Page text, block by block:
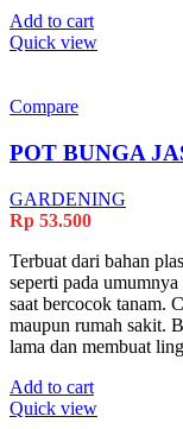
Add to cart
Quick view
Compare
POT BUNGA
GARDENING
Rp 53.500
Terbuat dari bahan
seperti pada
saat bercocok tanam.
maupun rumah sakit.
lama dan membuat
Add to cart
Quick view